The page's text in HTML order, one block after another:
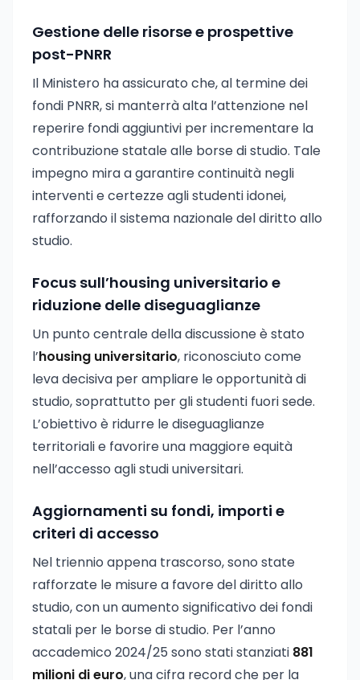
Gestione delle risorse e prospettive
post-PNRR
Il Ministero ha assicurato che, al termine dei
fondi PNRR, si manterrà alta l’attenzione nel
reperire fondi aggiuntivi per incrementare la
contribuzione statale alle borse di studio. Tale
impegno mira a garantire continuità negli
interventi e certezze agli studenti idonei,
rafforzando il sistema nazionale del diritto allo
studio.
Focus sull’housing universitario e
riduzione delle diseguaglianze
Un punto centrale della discussione è stato
l’housing universitario, riconosciuto come
leva decisiva per ampliare le opportunità di
studio, soprattutto per gli studenti fuori sede.
L’obiettivo è ridurre le diseguaglianze
territoriali e favorire una maggiore equità
nell’accesso agli studi universitari.
Aggiornamenti su fondi, importi e
criteri di accesso
Nel triennio appena trascorso, sono state
rafforzate le misure a favore del diritto allo
studio, con un aumento significativo dei fondi
statali per le borse di studio. Per l’anno
accademico 2024/25 sono stati stanziati 881
milioni di euro, una cifra record che per la